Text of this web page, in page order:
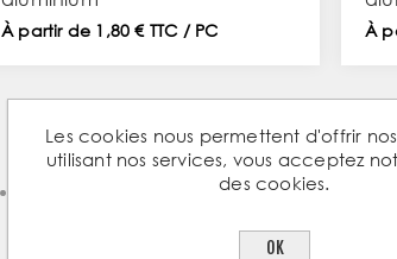
À partir de 1,80 € TTC / PC À
: idéal pour structures, cadres,
Les cookies nous permettent d'offrir
utilisant nos services, vous acceptez
des cookies.
OK